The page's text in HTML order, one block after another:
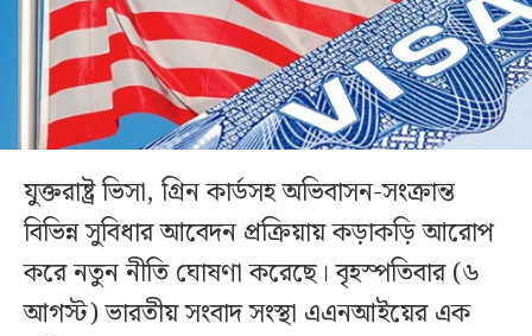
যুক্তরাষ্ট্র ভিসা, গ্রিন কার্ডসহ অভিবাসন-সংক্রান্ত
বিভিন্ন সুবিধার আবেদন প্রক্রিয়ায় কড়াকড়ি আরোপ
করে নতুন নীতি ঘোষণা করেছে। বৃহস্পতিবার (৬
আগস্ট) ভারতীয় সংবাদ সংস্থা এএনআইয়ের এক